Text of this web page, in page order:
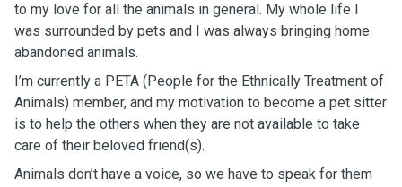
to my love for all the animals in general. My whole life I
was surrounded by pets and I was always bringing home
abandoned animals.
I’m currently a PETA (People for the Ethnically Treatment of
Animals) member, and my motivation to become a pet sitter
is to help the others when they are not available to take
care of their beloved friend(s).
Animals don’t have a voice, so we have to speak for them